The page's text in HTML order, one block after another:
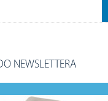
NEWSLETTERA